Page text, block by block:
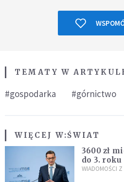
TEMATY W
#gospodarka #górnictwo
WIĘCEJ W:ŚWIAT
3600 zł
do 3. roku
WIADOMOŚCI Z